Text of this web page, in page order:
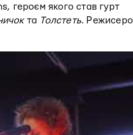
героєм якого став гурт
та Толстеть.